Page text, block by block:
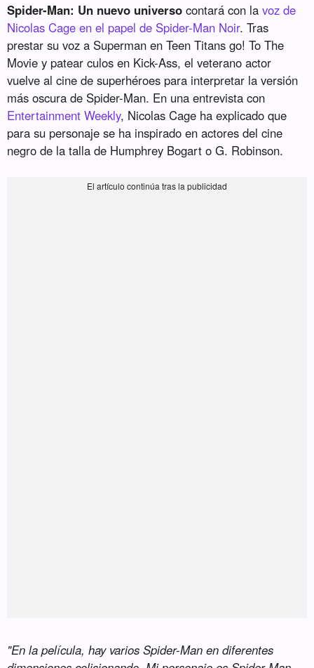
Spider-Man: Un nuevo universo contará con la voz de
Nicolas Cage en el papel de Spider-Man Noir. Tras
prestar su voz a Superman en Teen Titans go! To The
Movie y patear culos en Kick-Ass, el veterano actor
vuelve al cine de superhéroes para interpretar la versión
más oscura de Spider-Man. En una entrevista con
Entertainment Weekly, Nicolas Cage ha explicado que
para su personaje se ha inspirado en actores del cine
negro de la talla de Humphrey Bogart o G. Robinson.
"En la película, hay varios Spider-Man en diferentes